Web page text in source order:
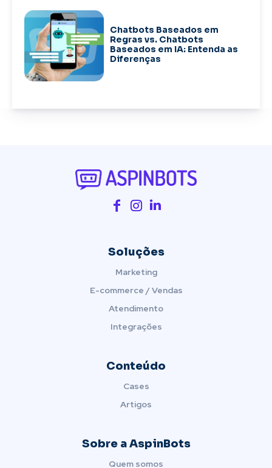
Chatbots Baseados em
Regras vs. Chatbots
Baseados em IA: Entenda as
Diferenças
Soluções
Marketing
E-commerce / Vendas
Atendimento
Integrações
Conteúdo
Cases
Artigos
Sobre a AspinBots
Quem somos